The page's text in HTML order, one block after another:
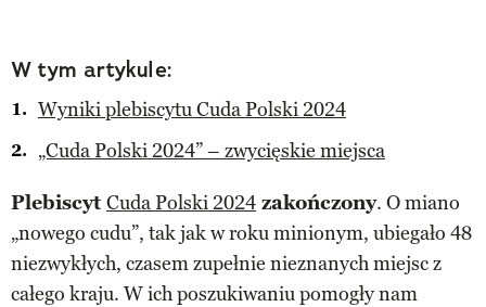
W tym artykule:
Wyniki plebiscytu Cuda Polski 2024
„Cuda Polski 2024” – zwycięskie miejsca
Plebiscyt Cuda Polski 2024 zakończony. O miano
„nowego cudu”, tak jak w roku minionym, ubiegało 48
niezwykłych, czasem zupełnie nieznanych miejsc z
całego kraju. W ich poszukiwaniu pomogły nam